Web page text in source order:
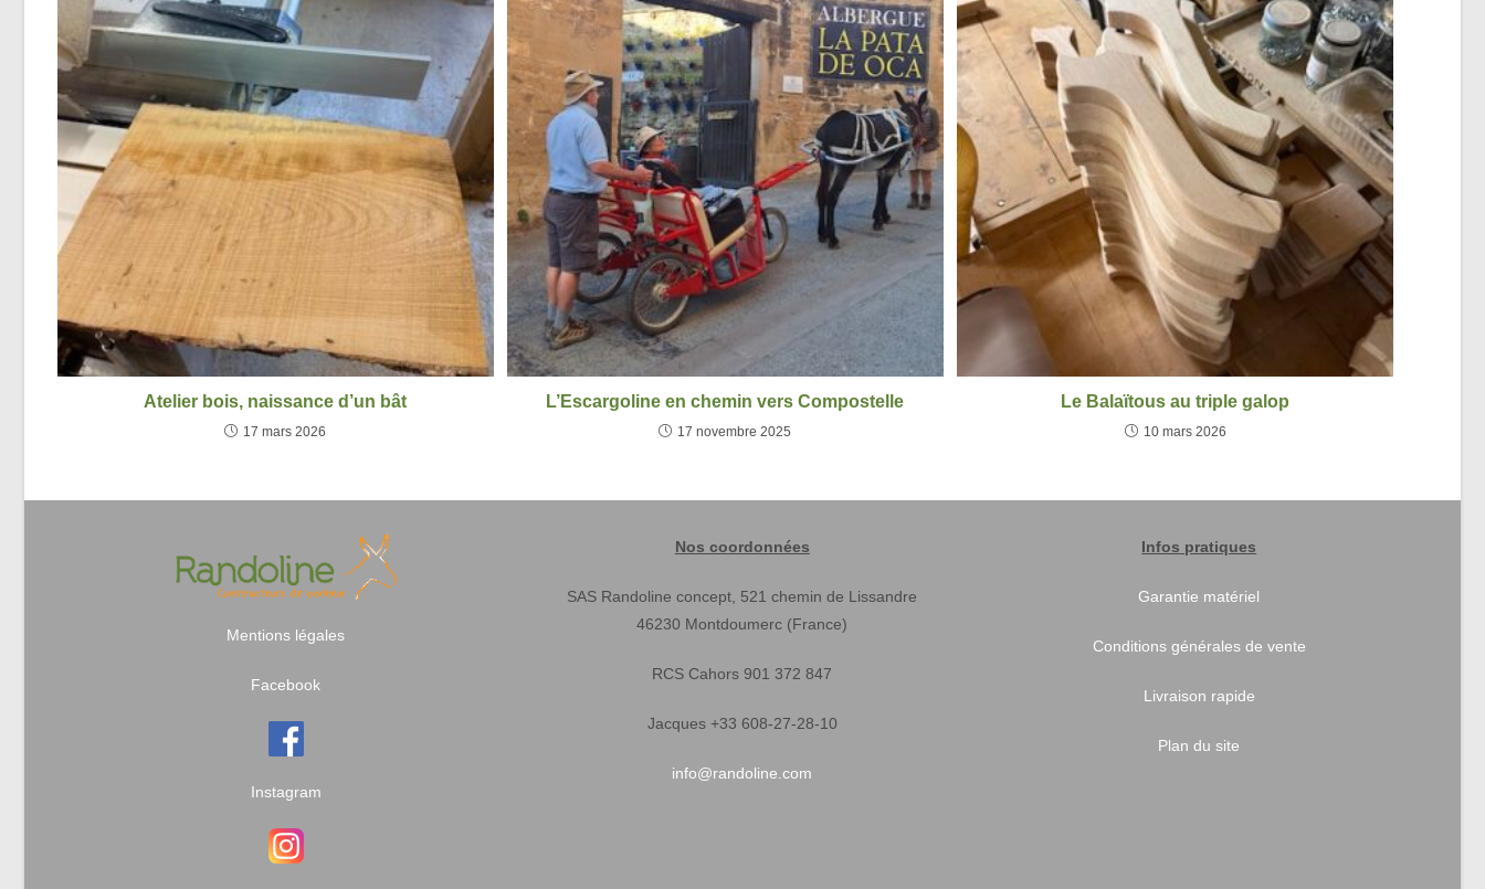
Atelier bois, naissance d’un bât
17 mars 2026
L’Escargoline en chemin vers Compostelle
17 novembre 2025
Le Balaïtous au triple galop
10 mars 2026
Mentions légales
Facebook
Instagram
Nos coordonnées
SAS Randoline concept, 521 chemin de Lissandre
46230 Montdoumerc (France)
RCS Cahors 901 372 847
Jacques +33 608-27-28-10
info@randoline.com
Infos pratiques
Garantie matériel
Conditions générales de vente
Livraison rapide
Plan du site